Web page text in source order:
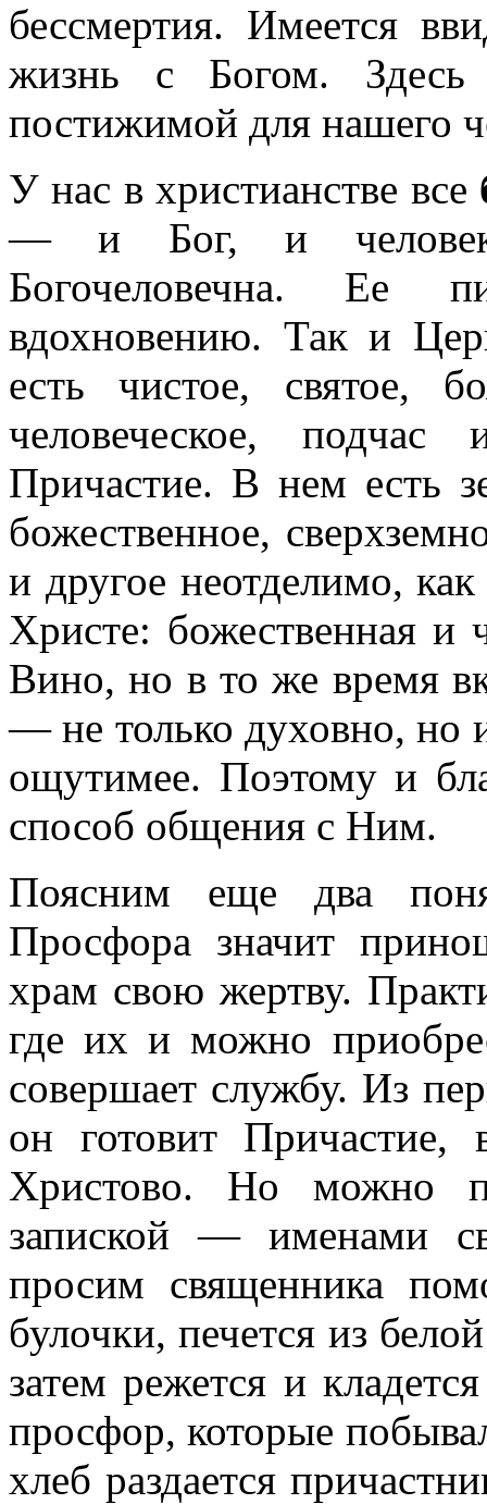
бессмертия. Имеется
жизнь с Богом.
постижимой для нашего
У нас в христианстве все
— и Бог, и
Богочеловечна. Ее
вдохновению. Так и
есть чистое, святое,
человеческое,
Причастие. В нем есть
божественное,
и другое неотделимо,
Христе: божественная и
Вино, но в то же время
— не только духовно, но
ощутимее. Поэтому и
способ общения с Ним.
Поясним еще два
Просфора значит
храм свою жертву.
где их и можно
совершает службу. Из
он готовит Причастие,
Христово. Но можно
запиской — именами
просим священника
булочки, печется из
затем режется и
просфор, которые
хлеб раздается